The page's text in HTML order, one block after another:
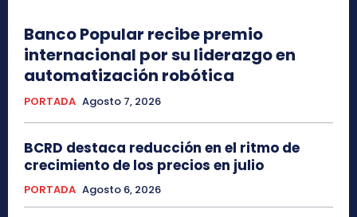
Banco Popular recibe premio
internacional por su liderazgo en
automatización robótica
PORTADA Agosto 7, 2026
BCRD destaca reducción en el ritmo de
crecimiento de los precios en julio
PORTADA Agosto 6, 2026